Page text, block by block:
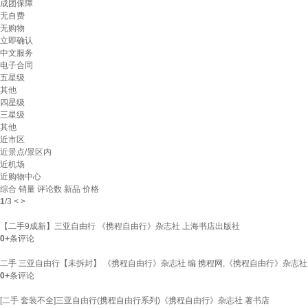
成团保障
无自费
无购物
立即确认
中文服务
电子合同
五星级
其他
四星级
三星级
其他
近市区
近景点/景区内
近机场
近购物中心
综合 销量 评论数 新品 价格
1/3 < >
【二手9成新】三亚自由行 《携程自由行》杂志社 上海书店出版社
0+条评论
二手 三亚自由行【未拆封】 《携程自由行》杂志社 编 携程网,《携程自由行》杂志
0+条评论
[二手 套装不全]三亚自由行(携程自由行系列)《携程自由行》杂志社 著书店